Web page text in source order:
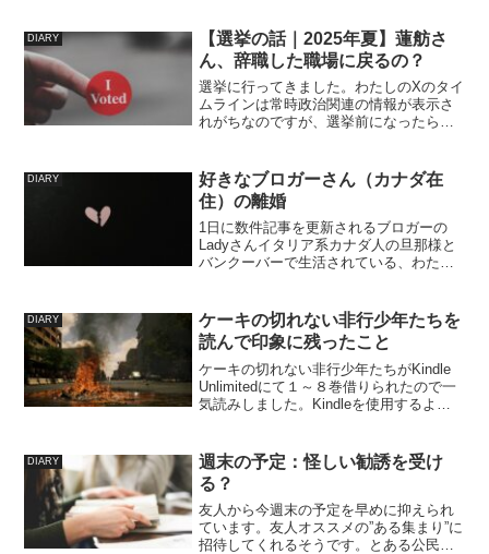
際にすみません、30分後にもう一度来て
いただけますか！と一度お...
DIARY
【選挙の話｜2025年夏】蓮舫さ
ん、辞職した職場に戻るの？
選挙に行ってきました。わたしのXのタイ
ムラインは常時政治関連の情報が表示さ
れがちなのですが、選挙前になったらタ
笑）」的な空気感のツイートを見る機会
が多かったのが、選挙前に...
DIARY
好きなブロガーさん（カナダ在
住）の離婚
1日に数件記事を更新されるブロガーの
Ladyさんイタリア系カナダ人の旦那様と
バンクーバーで生活されている、わたし
新されていたので、8月5日に突然こんな
記事があがったとき...
DIARY
ケーキの切れない非行少年たちを
読んで印象に残ったこと
ケーキの切れない非行少年たちがKindle
Unlimitedにて１～８巻借りられたので一
気読みしました。Kindleを使用するよう
イラストからウシジマくん的な怖い話
か...
DIARY
週末の予定：怪しい勧誘を受け
る？
友人から今週末の予定を早めに抑えられ
ています。友人オススメの”ある集まり”に
招待してくれるそうです。とある公民館